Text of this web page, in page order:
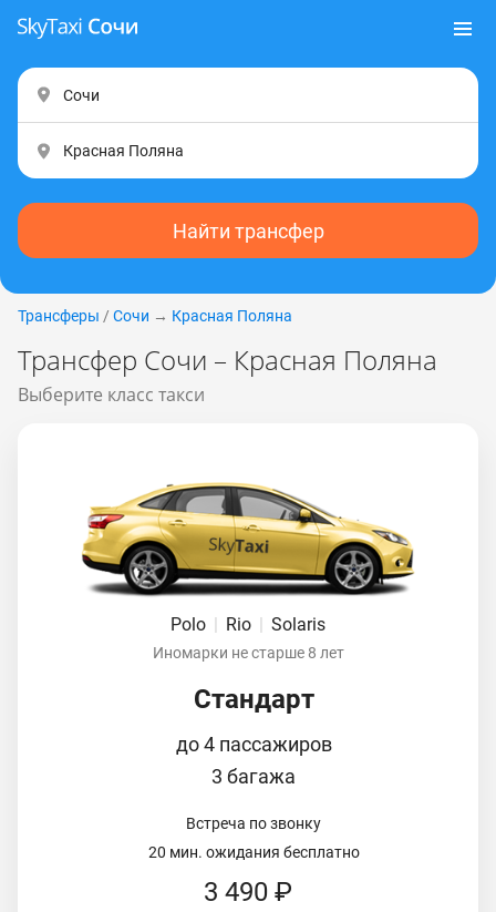
Найти трансфер
Трансферы / Сочи → Красная Поляна
Трансфер Сочи – Красная Поляна
Выберите класс такси
Polo | Rio | Solaris
Иномарки не старше 8 лет
Стандарт
до 4 пассажиров
3 багажа
Встреча по звонку
20 мин. ожидания бесплатно
3 490 ₽